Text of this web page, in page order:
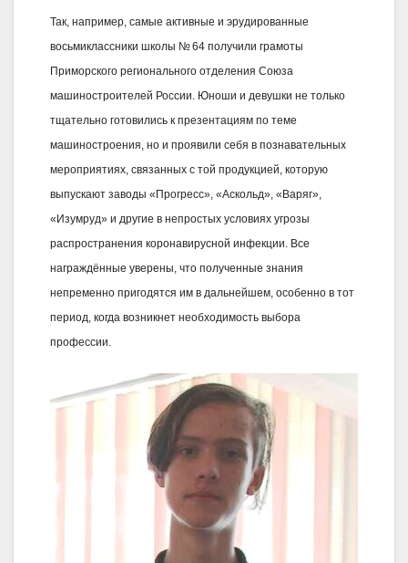
Так, например, самые активные и эрудированные
восьмиклассники школы № 64 получили грамоты
Приморского регионального отделения Союза
машиностроителей России. Юноши и девушки не только
тщательно готовились к презентациям по теме
машиностроения, но и проявили себя в познавательных
мероприятиях, связанных с той продукцией, которую
выпускают заводы «Прогресс», «Аскольд», «Варяг»,
«Изумруд» и другие в непростых условиях угрозы
распространения коронавирусной инфекции. Все
награждённые уверены, что полученные знания
непременно пригодятся им в дальнейшем, особенно в тот
период, когда возникнет необходимость выбора
профессии.